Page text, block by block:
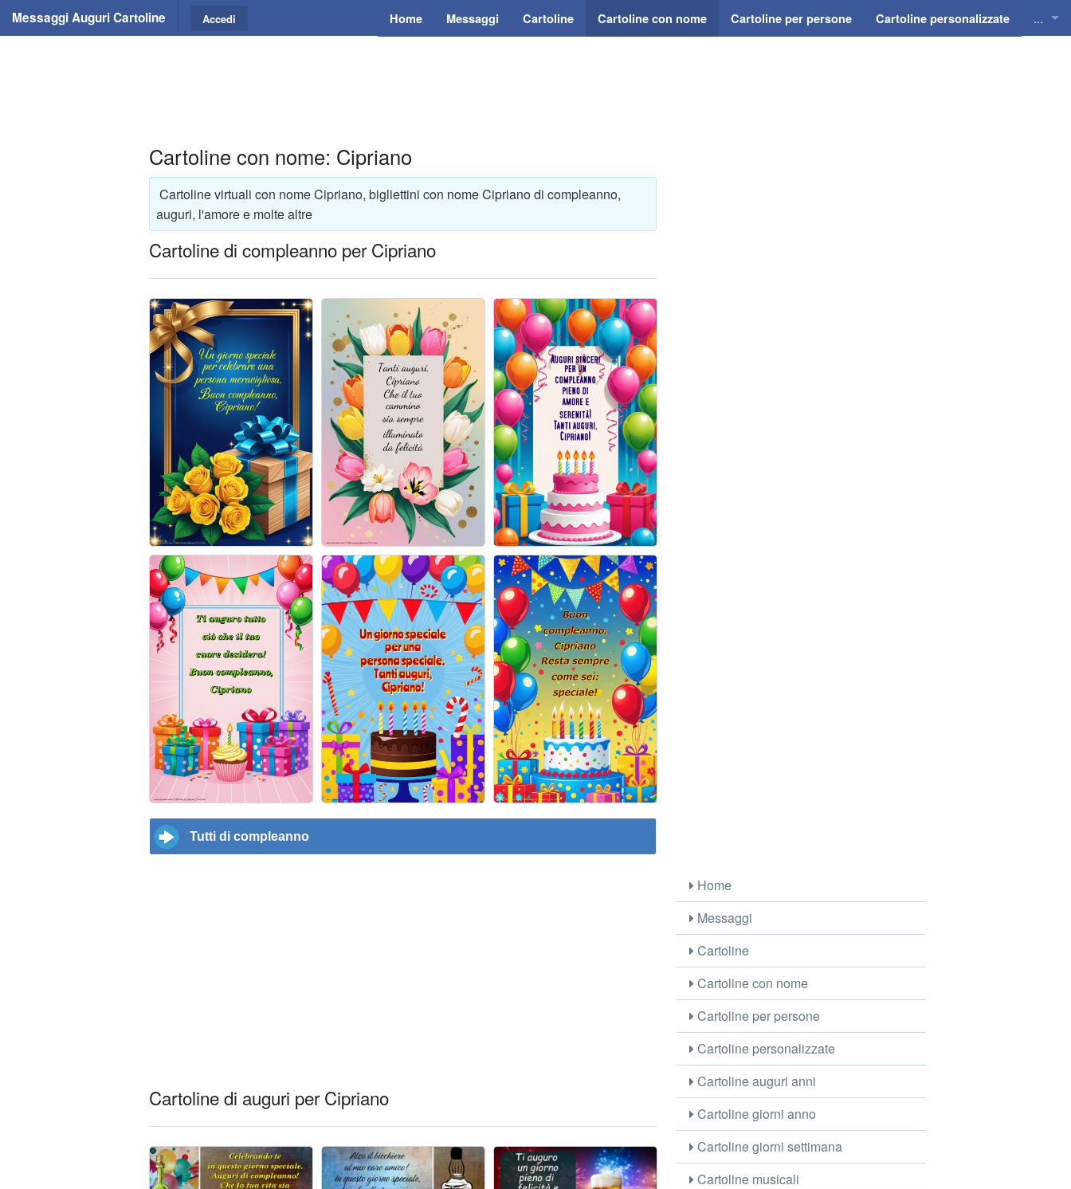
Messaggi Auguri Cartoline Home Messaggi Cartoline Cartoline con nome Cartoline per persone Cartoline personalizzate ...
Accedi
Cartoline con nome: Cipriano
Cartoline virtuali con nome Cipriano, bigliettini con nome Cipriano di compleanno,
auguri, l'amore e molte altre
Cartoline di compleanno per Cipriano
Tutti di compleanno
Cartoline di auguri per Cipriano
Home
Messaggi
Cartoline
Cartoline con nome
Cartoline per persone
Cartoline personalizzate
Cartoline auguri anni
Cartoline giorni anno
Cartoline giorni settimana
Cartoline musicali